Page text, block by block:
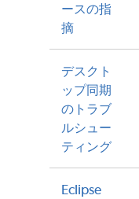
ースの指
摘
デスクト
ップ同期
のトラブ
ルシュー
ティング
Eclipse